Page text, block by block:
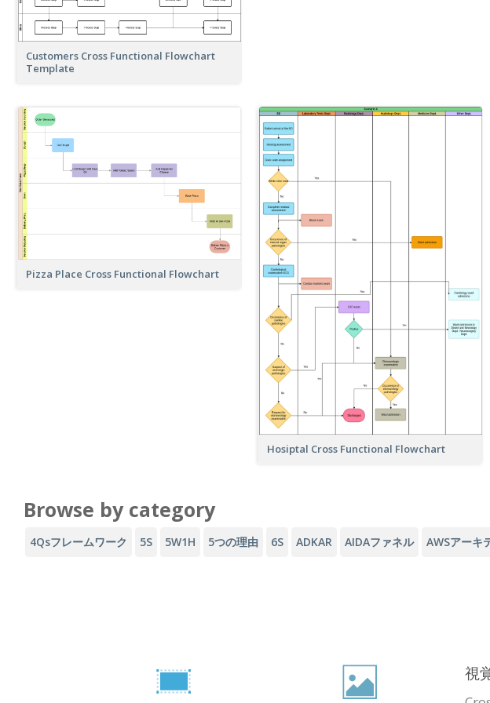
Customers Cross Functional Flowchart
Template
Pizza Place Cross Functional Flowchart
Hosiptal Cross Functional Flowchart
Browse by category
4Qsフレームワーク 5S 5W1H 5つの理由 6S ADKAR AIDAファネル AWSアーキ
視